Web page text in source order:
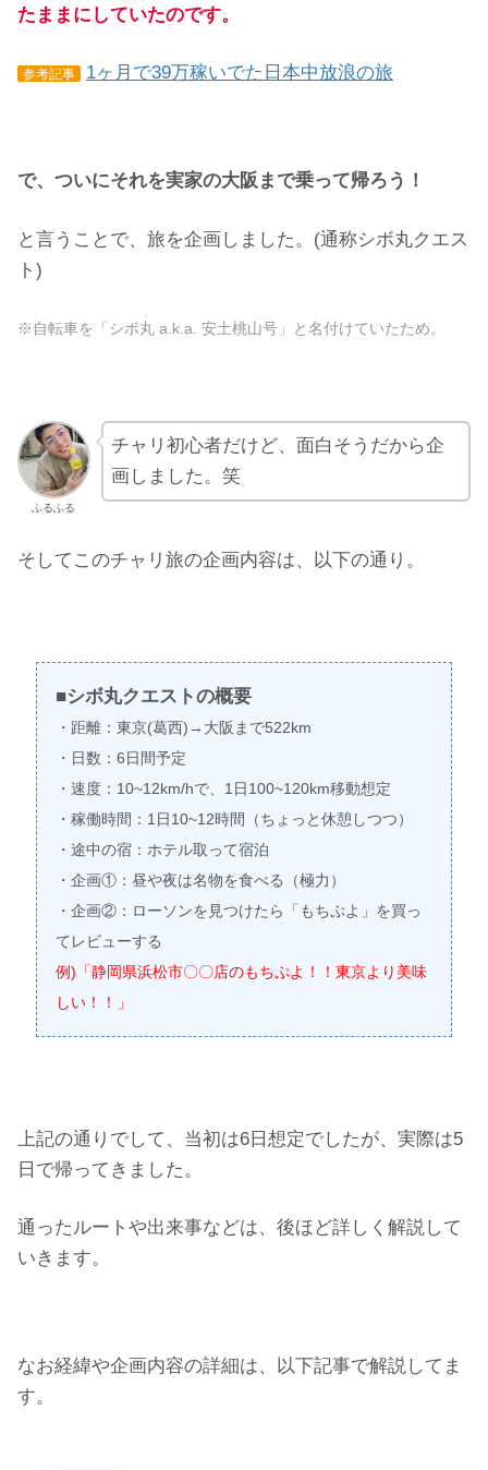
たままにしていたのです。
参考記事 1ヶ月で39万稼いでた日本中放浪の旅
で、ついにそれを実家の大阪まで乗って帰ろう！
と言うことで、旅を企画しました。(通称シボ丸クエス
ト)
※自転車を「シボ丸 a.k.a. 安土桃山号」と名付けていたため。
ふるふる
チャリ初心者だけど、面白そうだから企
画しました。笑
そしてこのチャリ旅の企画内容は、以下の通り。
■シボ丸クエストの概要
・距離：東京(葛西)→大阪まで522km
・日数：6日間予定
・速度：10~12km/hで、1日100~120km移動想定
・稼働時間：1日10~12時間（ちょっと休憩しつつ）
・途中の宿：ホテル取って宿泊
・企画①：昼や夜は名物を食べる（極力）
・企画②：ローソンを見つけたら「もちぷよ」を買っ
てレビューする
例)「静岡県浜松市〇〇店のもちぷよ！！東京より美味
しい！！」
上記の通りでして、当初は6日想定でしたが、実際は5
日で帰ってきました。
通ったルートや出来事などは、後ほど詳しく解説して
いきます。
なお経緯や企画内容の詳細は、以下記事で解説してま
す。